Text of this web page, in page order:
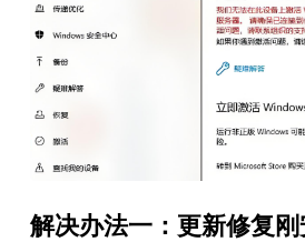
解决办法一：更新修复